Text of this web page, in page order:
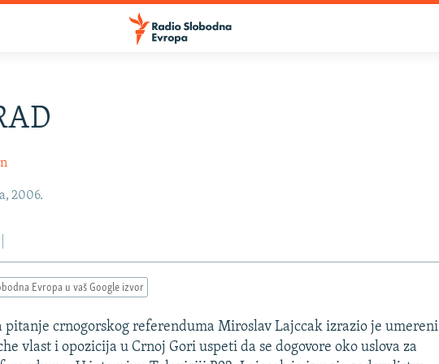
2006.
Evropa u vaš Google izvor
pitanje crnogorskog referenduma Miroslav Lajccak izrazio je umereni
vlast i opozicija u Crnoj Gori uspeti da se dogovore oko uslova za